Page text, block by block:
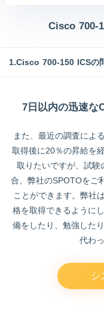
Cisco 700-
1.Cisco 700-150 ICSの
7日以内の迅速な
また、最近の調査によ
取得後に20％の昇給を
取りたいですが、試験
合、弊社のSPOTOをご
ことができます。弊社
格を取得できるように
備をしたり、勉強した
代わ
シ